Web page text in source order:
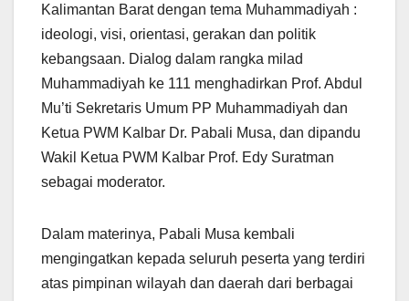
Kalimantan Barat dengan tema Muhammadiyah :
ideologi, visi, orientasi, gerakan dan politik
kebangsaan. Dialog dalam rangka milad
Muhammadiyah ke 111 menghadirkan Prof. Abdul
Mu’ti Sekretaris Umum PP Muhammadiyah dan
Ketua PWM Kalbar Dr. Pabali Musa, dan dipandu
Wakil Ketua PWM Kalbar Prof. Edy Suratman
sebagai moderator.
Dalam materinya, Pabali Musa kembali
mengingatkan kepada seluruh peserta yang terdiri
atas pimpinan wilayah dan daerah dari berbagai